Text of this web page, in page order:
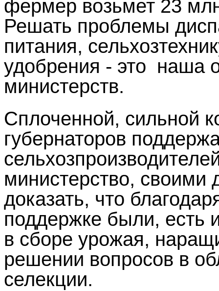
фермер возьмет 23
Решать проблемы
питания,
удобрения - это наша
министерств.
Сплоченной, сильной
губернаторов
министерство,
доказать, что
поддержке были, есть
в сборе урожая,
решении вопросов в
селекции.